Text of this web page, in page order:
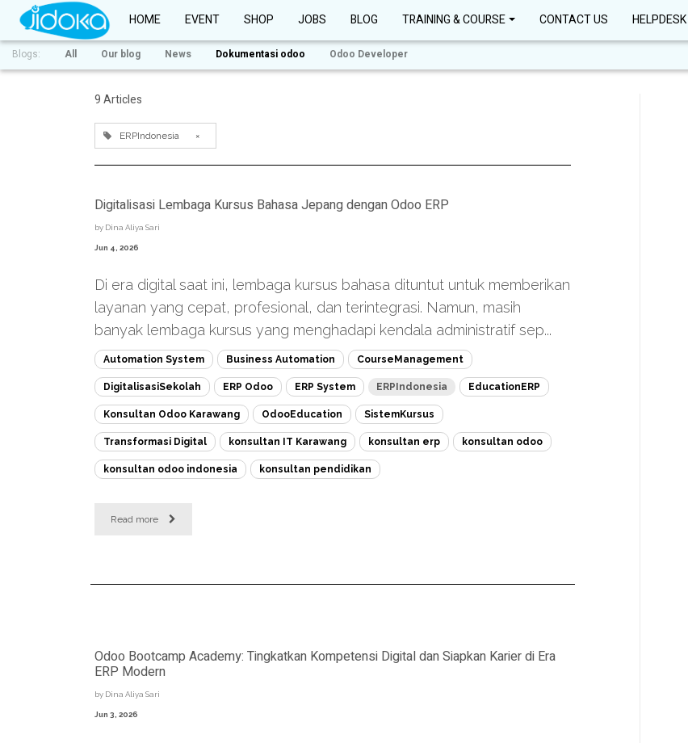
HOME EVENT SHOP JOBS BLOG TRAINING & COURSE CONTACT US HELPDESK
Blogs: All Our blog News Dokumentasi odoo Odoo Developer
9 Articles
ERPIndonesia ×
Digitalisasi Lembaga Kursus Bahasa Jepang dengan Odoo ERP
by Dina Aliya Sari
Jun 4, 2026
Di era digital saat ini, lembaga kursus bahasa dituntut untuk memberikan
layanan yang cepat, profesional, dan terintegrasi. Namun, masih
banyak lembaga kursus yang menghadapi kendala administratif sep...
Automation System Business Automation CourseManagement
DigitalisasiSekolah ERP Odoo ERP System ERPIndonesia EducationERP
Konsultan Odoo Karawang OdooEducation SistemKursus
Transformasi Digital konsultan IT Karawang konsultan erp konsultan odoo
konsultan odoo indonesia konsultan pendidikan
Read more
Odoo Bootcamp Academy: Tingkatkan Kompetensi Digital dan Siapkan Karier di Era
ERP Modern
by Dina Aliya Sari
Jun 3, 2026